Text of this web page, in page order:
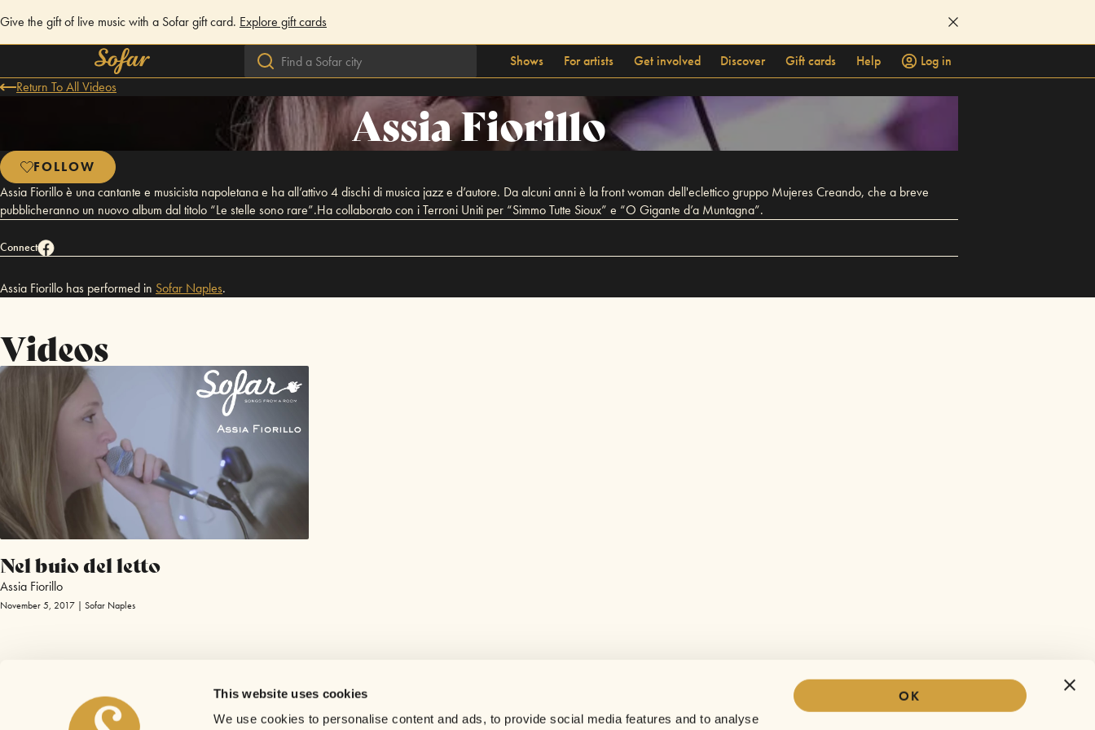
This website uses cookies
We use cookies to personalise content and ads, to provide social media features and to analyse
OK
Give the gift of live music with a Sofar gift card. Explore gift cards
Shows For artists Get involved Discover Gift cards Help
Log in
Return To All Videos
Assia Fiorillo
FOLLOW
Assia Fiorillo è una cantante e musicista napoletana e ha all’attivo 4 dischi di musica jazz e d’autore. Da alcuni anni è la front woman dell'eclettico gruppo Mujeres Creando, che a breve
pubblicheranno un nuovo album dal titolo “Le stelle sono rare”.Ha collaborato con i Terroni Uniti per “Simmo Tutte Sioux” e “O Gigante d’a Muntagna”.
Connect
Assia Fiorillo has performed in Sofar Naples.
Videos
Nel buio del letto
Assia Fiorillo
November 5, 2017 | Sofar Naples
Careers
The Sofar experience